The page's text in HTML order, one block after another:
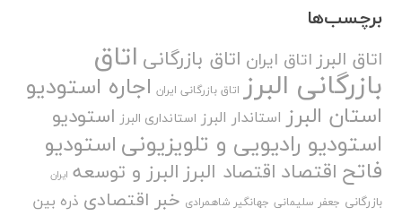
برچسب‌ها
اتاق البرز اتاق ایران اتاق بازرگانی اتاق
بازرگانی البرز اتاق بازرگانی ایران اجاره استودیو
استان البرز استاندار البرز استانداری البرز استودیو
استودیو رادیویی و تلویزیونیاستودیو
فاتح اقتصاد اقتصاد البرزالبرز و توسعه ایران
بازرگانی جعفر سلیمانی جهانگیر شاهمرادی خبر اقتصادی ذره بین